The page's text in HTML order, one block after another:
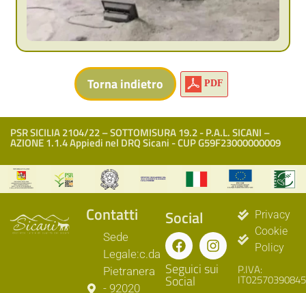
PDF
PSR SICILIA 2104/22 – SOTTOMISURA 19.2 - P.A.L. SICANI –
AZIONE 1.1.4 Appiedi nel DRQ Sicani - CUP G59F23000000009
Contatti
Sede
Legale:c.da
Pietranera
- 92020
Social
Seguici sui
Social
Privacy
Cookie
Policy
P.IVA:
IT02570390845